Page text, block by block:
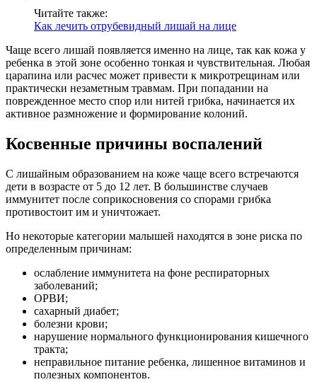
Читайте также:
Как лечить отрубевидный лишай на лице
Чаще всего лишай появляется именно на лице, так как кожа у
ребенка в этой зоне особенно тонкая и чувствительная. Любая
царапина или расчес может привести к микротрещинам или
практически незаметным травмам. При попадании на
поврежденное место спор или нитей грибка, начинается их
активное размножение и формирование колоний.
Косвенные причины воспалений
С лишайным образованием на коже чаще всего встречаются
дети в возрасте от 5 до 12 лет. В большинстве случаев
иммунитет после соприкосновения со спорами грибка
противостоит им и уничтожает.
Но некоторые категории малышей находятся в зоне риска по
определенным причинам:
ослабление иммунитета на фоне респираторных
заболеваний;
ОРВИ;
сахарный диабет;
болезни крови;
нарушение нормального функционирования кишечного
тракта;
неправильное питание ребенка, лишенное витаминов и
полезных компонентов.